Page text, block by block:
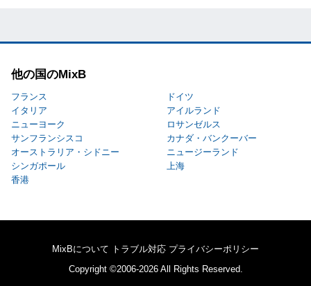
他の国のMixB
フランス
ドイツ
イタリア
アイルランド
ニューヨーク
ロサンゼルス
サンフランシスコ
カナダ・バンクーバー
オーストラリア・シドニー
ニュージーランド
シンガポール
上海
香港
MixBについて トラブル対応 プライバシーポリシー
Copyright ©2006-2026 All Rights Reserved.